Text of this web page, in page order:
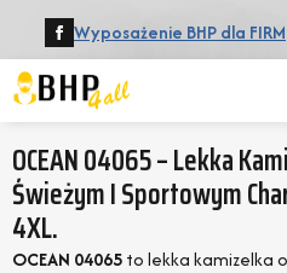
Wyposażenie BHP dla FIRM
OCEAN 04065 – Lekka
Świeżym I Sportowym
4XL.
OCEAN 04065to lekka kamizelka